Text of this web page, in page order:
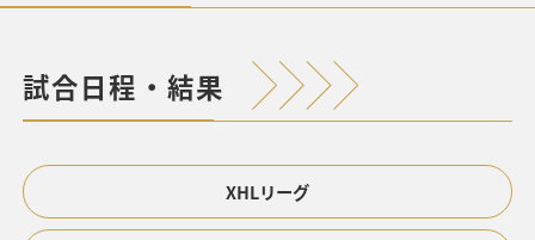
試合日程・結果
XHLリーグ